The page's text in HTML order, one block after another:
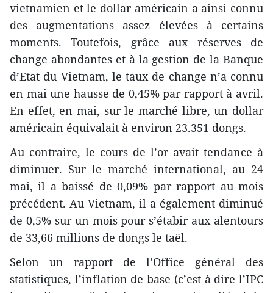
vietnamien et le dollar américain a ainsi connu
des augmentations assez élevées à certains
moments. Toutefois, grâce aux réserves de
change abondantes et à la gestion de la Banque
d’Etat du Vietnam, le taux de change n’a connu
en mai une hausse de 0,45% par rapport à avril.
En effet, en mai, sur le marché libre, un dollar
américain équivalait à environ 23.351 dongs.
Au contraire, le cours de l’or avait tendance à
diminuer. Sur le marché international, au 24
mai, il a baissé de 0,09% par rapport au mois
précédent. Au Vietnam, il a également diminué
de 0,5% sur un mois pour s’étabir aux alentours
de 33,66 millions de dongs le taël.
Selon un rapport de l’Office général des
statistiques, l’inflation de base (c’est à dire l’IPC